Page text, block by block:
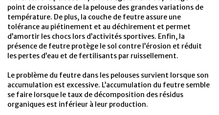
point de croissance de la pelouse des grandes variations de
température. De plus, la couche de feutre assure une
tolérance au piétinement et au déchirement et permet
d’amortir les chocs lors d’activités sportives. Enfin, la
présence de feutre protège le sol contre l’érosion et réduit
les pertes d’eau et de fertilisants par ruissellement.
Le problème du feutre dans les pelouses survient lorsque son
accumulation est excessive. L’accumulation du feutre semble
se faire lorsque le taux de décomposition des résidus
organiques est inférieur à leur production.